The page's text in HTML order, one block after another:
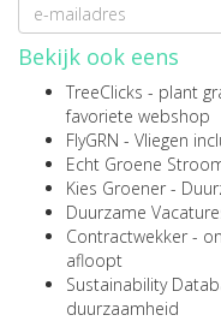
Bekijk ook eens
TreeClicks - plant
favoriete webshop
FlyGRN - Vliegen
Echt Groene
Kies Groener -
Duurzame
Contractwekker -
afloopt
Sustainability
duurzaamheid